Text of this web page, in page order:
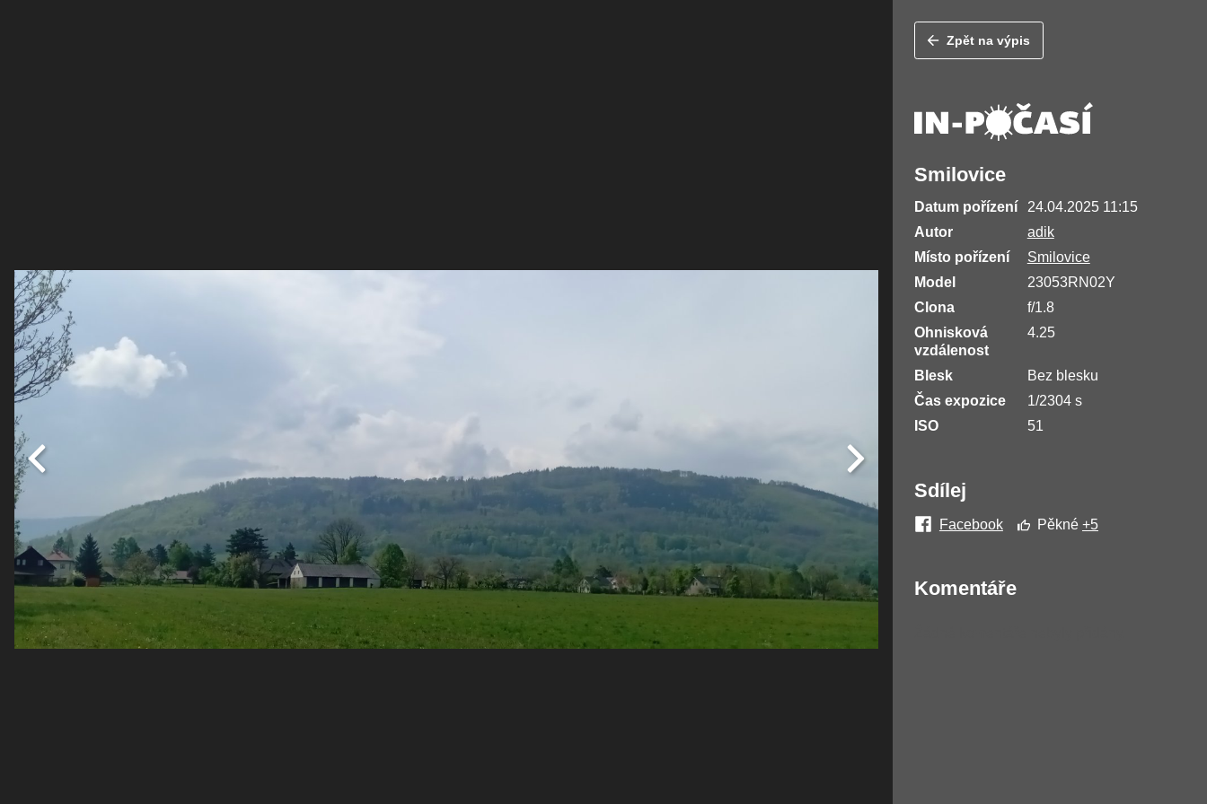
Zpět na výpis
Smilovice
Datum pořízení
24.04.2025 11:15
Autor
adik
Místo pořízení
Smilovice
Model
23053RN02Y
Clona
f/1.8
Ohnisková
vzdálenost
4.25
Blesk
Bez blesku
Čas expozice
1/2304 s
ISO
51
Sdílej
Facebook Pěkné +5
Komentáře